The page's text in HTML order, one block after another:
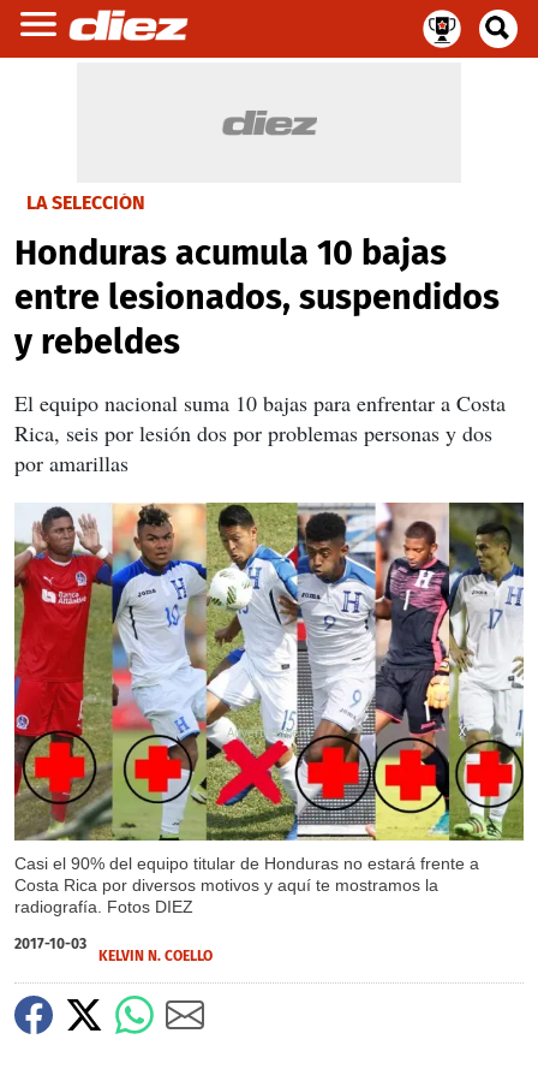
LA SELECCIÓN
Honduras acumula 10 bajas
entre lesionados, suspendidos
y rebeldes
El equipo nacional suma 10 bajas para enfrentar a Costa
Rica, seis por lesión dos por problemas personas y dos
por amarillas
Casi el 90% del equipo titular de Honduras no estará frente a
Costa Rica por diversos motivos y aquí te mostramos la
radiografía. Fotos DIEZ
X
2017-10-03
KELVIN N. COELLO